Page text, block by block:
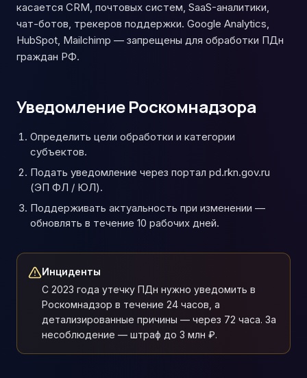
касается CRM, почтовых систем, SaaS-аналитики,
чат-ботов, трекеров поддержки. Google Analytics,
HubSpot, Mailchimp — запрещены для обработки ПДн
граждан РФ.
Уведомление Роскомнадзора
Определить цели обработки и категории
субъектов.
Подать уведомление через портал pd.rkn.gov.ru
(ЭП ФЛ / ЮЛ).
Поддерживать актуальность при изменении —
обновлять в течение 10 рабочих дней.
Инциденты
С 2023 года утечку ПДн нужно уведомить в
Роскомнадзор в течение 24 часов, а
детализированные причины — через 72 часа. За
несоблюдение — штраф до 3 млн ₽.